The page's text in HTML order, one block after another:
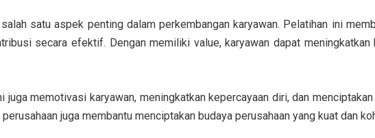
satu aspek penting dalam perkembangan karyawan. Pelatihan ini
secara efektif. Dengan memiliki value, karyawan dapat
memotivasi karyawan, meningkatkan kepercayaan diri, dan
juga membantu menciptakan budaya perusahaan yang kuat dan